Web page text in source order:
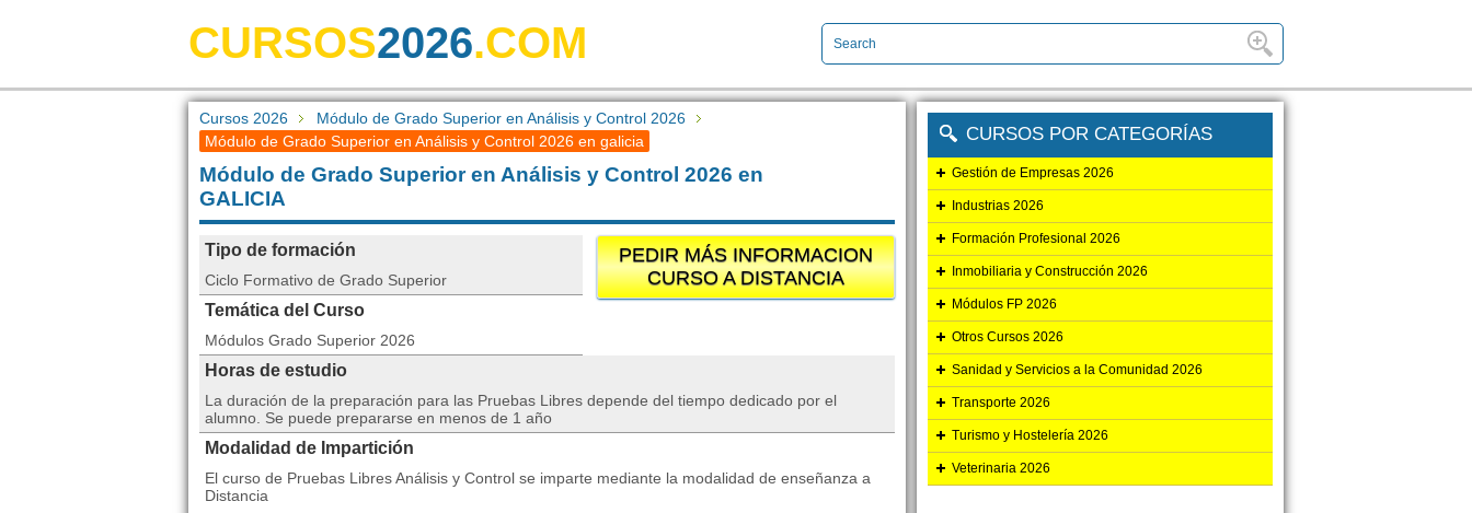
CURSOS2026.COM
Cursos 2026
Módulo de Grado Superior en Análisis y Control 2026
Módulo de Grado Superior en Análisis y Control 2026 en galicia
Módulo de Grado Superior en Análisis y Control 2026 en
GALICIA
PEDIR MÁS INFORMACION
CURSO A DISTANCIA
Tipo de formación
Ciclo Formativo de Grado Superior
Temática del Curso
Módulos Grado Superior 2026
Horas de estudio
La duración de la preparación para las Pruebas Libres depende del tiempo dedicado por el
alumno. Se puede prepararse en menos de 1 año
Modalidad de Impartición
El curso de Pruebas Libres Análisis y Control se imparte mediante la modalidad de enseñanza a
Distancia
CURSOS POR CATEGORÍAS
Gestión de Empresas 2026
Industrias 2026
Formación Profesional 2026
Inmobiliaria y Construcción 2026
Módulos FP 2026
Otros Cursos 2026
Sanidad y Servicios a la Comunidad 2026
Transporte 2026
Turismo y Hostelería 2026
Veterinaria 2026